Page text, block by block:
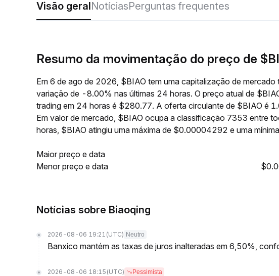
Visão geralNotíciasPerguntas frequentes
Resumo da movimentação do preço de
Em 6 de ago de 2026, $BIAO tem uma capitalização de
variação de -8.00% nas últimas 24 horas. O preço atual de
trading em 24 horas é $280.77. A oferta circulante de $BIAO é
Em valor de mercado, $BIAO ocupa a classificação 7353 entre
horas, $BIAO atingiu uma máxima de $0.00004292 e uma
Maior preço e data
Menor preço e data
Notícias sobre Biaoqing
2026-08-06 19:21 (UTC) Neutro
Banxico mantém as taxas de juros inalteradas em 6,50%,
2026-08-06 18:15 (UTC) Pessimista